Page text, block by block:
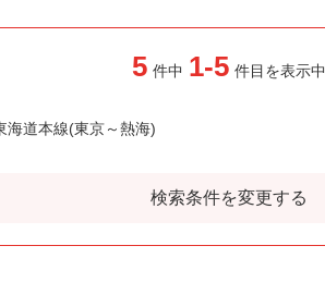
5 件中 1-5 件目を表示中
海道本線(東京～熱海)
検索条件を変更する